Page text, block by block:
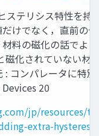
ステリシス特性を持
けでなく，直前の
料の磁化の話でよ
化されていない材
: コンパレータに特
20
jp/resources/
extra-